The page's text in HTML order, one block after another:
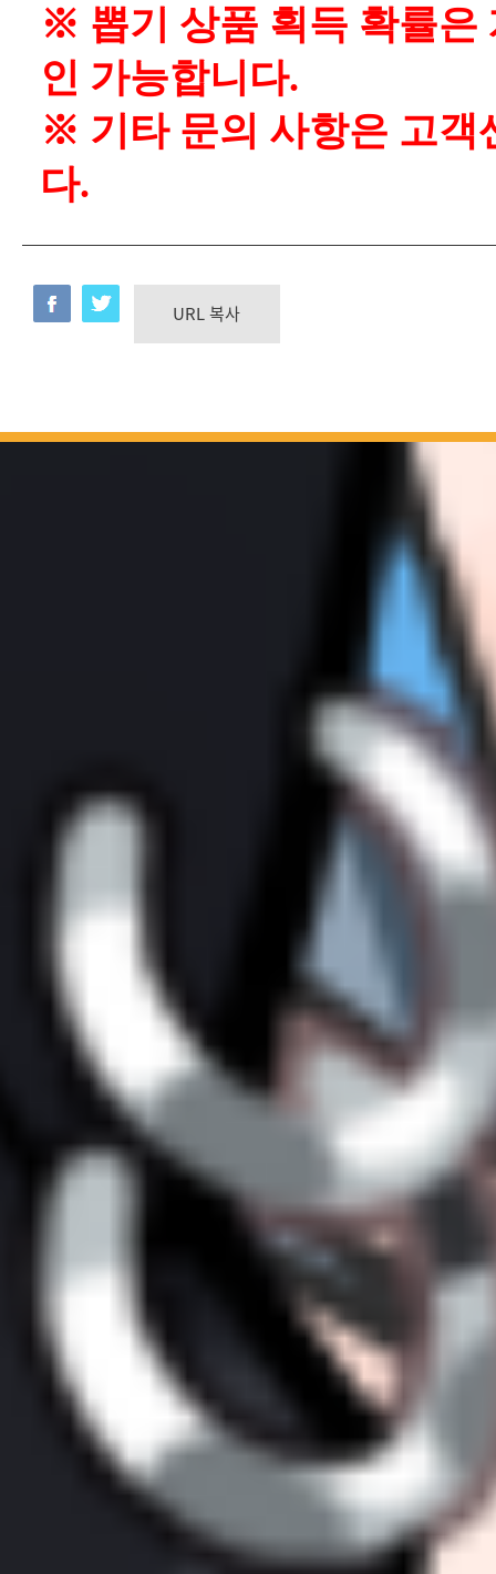
※ 뽑기 상품 획득 확률은
인 가능합니다.
※ 기타 문의 사항은 고객
다.
URL 복사